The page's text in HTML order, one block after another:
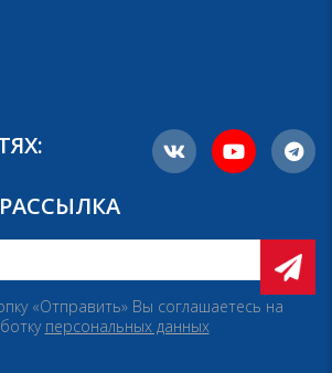
«Отправить» Вы соглашаетесь на
персональных данных